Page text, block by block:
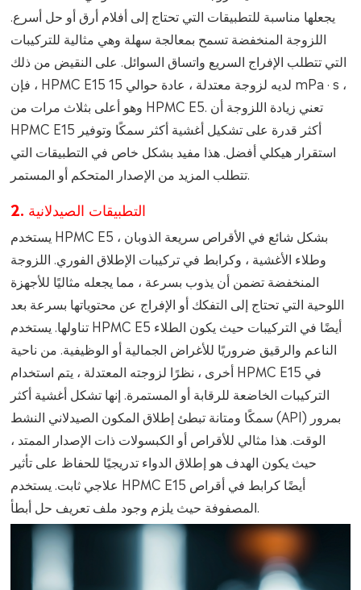
يجعلها مناسبة للتطبيقات التي تحتاج إلى أفلام أرق أو حل أسرع.
اللزوجة المنخفضة تسمح بمعالجة سهلة وهي مثالية للتركيبات
التي تتطلب الإفراج السريع واتساق السوائل. على النقيض من ذلك
، فإن HPMC E15 لديه لزوجة معتدلة ، عادة حوالي 15 mPa · s ،
وهو أعلى بثلاث مرات من HPMC E5. تعني زيادة اللزوجة أن
HPMC E15 أكثر قدرة على تشكيل أغشية أكثر سمكًا وتوفير
استقرار هيكلي أفضل. هذا مفيد بشكل خاص في التطبيقات التي
تتطلب المزيد من الإصدار المتحكم أو المستمر.
2. التطبيقات الصيدلانية
يستخدم HPMC E5 بشكل شائع في الأقراص سريعة الذوبان ،
وطلاء الأغشية ، وكرابط في تركيبات الإطلاق الفوري. اللزوجة
المنخفضة تضمن أن يذوب بسرعة ، مما يجعله مثاليًا للأجهزة
اللوحية التي تحتاج إلى التفكك أو الإفراج عن محتوياتها بسرعة بعد
تناولها. يستخدم HPMC E5 أيضًا في التركيبات حيث يكون الطلاء
الناعم والرقيق ضروريًا للأغراض الجمالية أو الوظيفية. من ناحية
أخرى ، نظرًا لزوجته المعتدلة ، يتم استخدام HPMC E15 في
التركيبات الخاضعة للرقابة أو المستمرة. إنها تشكل أغشية أكثر
سمكًا ومتانة تبطئ إطلاق المكون الصيدلاني النشط (API) بمرور
الوقت. هذا مثالي للأقراص أو الكبسولات ذات الإصدار الممتد ،
حيث يكون الهدف هو إطلاق الدواء تدريجيًا للحفاظ على تأثير
علاجي ثابت. يستخدم HPMC E15 أيضًا كرابط في أقراص
المصفوفة حيث يلزم وجود ملف تعريف حل أبطأ.